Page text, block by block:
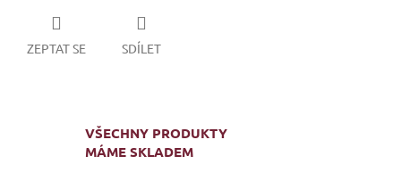
ZEPTAT SE SDÍLET
VŠECHNY PRODUKTY
MÁME SKLADEM